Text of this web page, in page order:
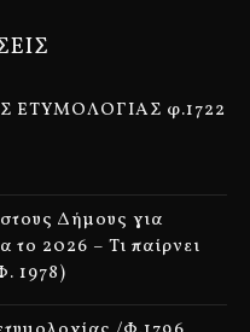
ΕΤΥΜΟΛΟΓΙΑΣ φ.1722
Δήμους για
το 2026 – Τι παίρνει
1978)